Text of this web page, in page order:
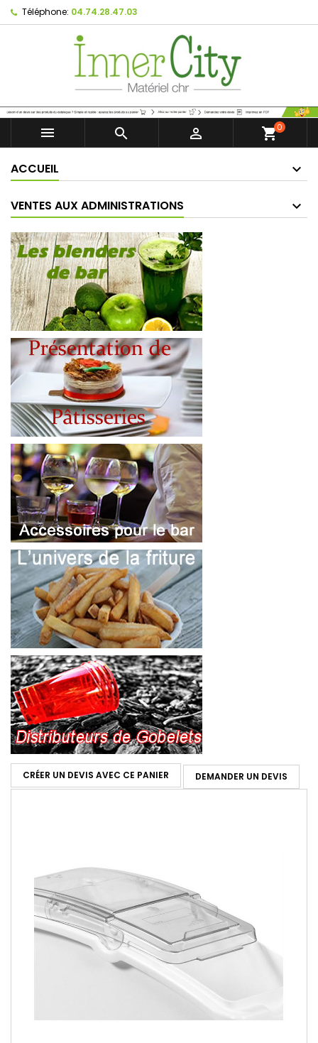
Téléphone: 04.74.28.47.03
   shopping_cart0
ACCUEIL
VENTES AUX ADMINISTRATIONS
CRÉER UN DEVIS AVEC CE PANIER DEMANDER UN DEVIS